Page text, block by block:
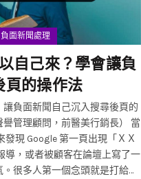
負面新聞處理
自己來？學會讓負
頁的操作法
負面新聞自己沉入搜尋後頁的
現 Google 第一頁出現「ＸＸ
導，或者被顧客在論壇上寫了一
很多人第一個念頭就是打給所